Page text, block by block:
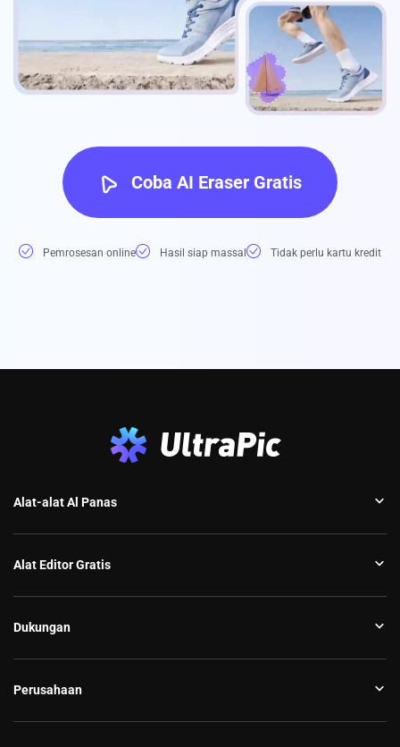
Coba AI Eraser Gratis
Pemrosesan online Hasil siap massal Tidak perlu kartu kredit
Alat-alat Al Panas
Alat Editor Gratis
Dukungan
Perusahaan